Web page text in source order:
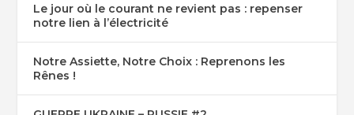
Le jour où le courant ne revient pas : repenser
notre lien à l’électricité
Notre Assiette, Notre Choix : Reprenons les
Rênes !